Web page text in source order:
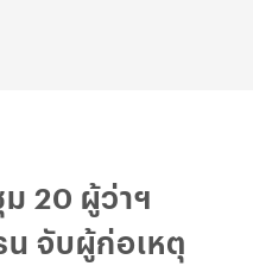
20 ผู้ว่าฯ
น จับผู้ก่อเหตุ